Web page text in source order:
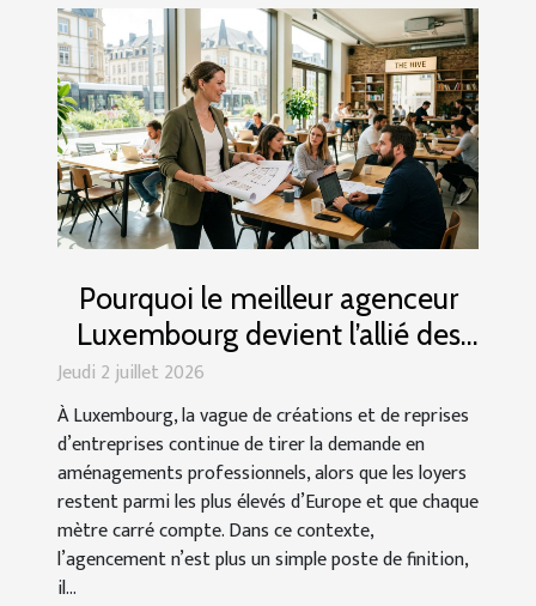
Pourquoi le meilleur agenceur
Luxembourg devient l’allié des
entrepreneurs locaux ?
Jeudi 2 juillet 2026
À Luxembourg, la vague de créations et de reprises
d’entreprises continue de tirer la demande en
aménagements professionnels, alors que les loyers
restent parmi les plus élevés d’Europe et que chaque
mètre carré compte. Dans ce contexte,
l’agencement n’est plus un simple poste de finition,
il...